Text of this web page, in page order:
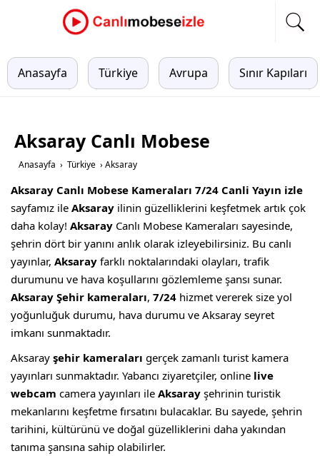
Anasayfa Türkiye Avrupa Sınır Kapıları
Aksaray Canlı Mobese
Anasayfa › Türkiye › Aksaray
Aksaray Canlı Mobese Kameraları 7/24 Canli Yayın izle
sayfamız ile Aksaray ilinin güzelliklerini keşfetmek artık çok
daha kolay! Aksaray Canlı Mobese Kameraları sayesinde,
şehrin dört bir yanını anlık olarak izleyebilirsiniz. Bu canlı
yayınlar, Aksaray farklı noktalarındaki olayları, trafik
durumunu ve hava koşullarını gözlemleme şansı sunar.
Aksaray Şehir kameraları, 7/24 hizmet vererek size yol
yoğunluğuk durumu, hava durumu ve Aksaray seyret
imkanı sunmaktadır.
Aksaray şehir kameraları gerçek zamanlı turist kamera
yayınları sunmaktadır. Yabancı ziyaretçiler, online live
webcam camera yayınları ile Aksaray şehrinin turistik
mekanlarını keşfetme fırsatını bulacaklar. Bu sayede, şehrin
tarihini, kültürünü ve doğal güzelliklerini daha yakından
tanıma şansına sahip olabilirler.